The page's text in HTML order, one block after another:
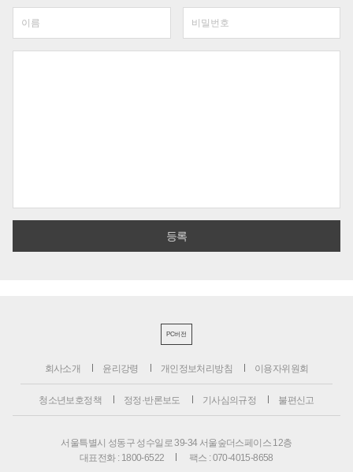
PC버전
회사소개 윤리강령 개인정보처리방침 이용자위원회
청소년보호정책 정정·반론보도 기사심의규정 불편신고
서울특별시 성동구 성수일로 39-34 서울숲더스페이스 12층
대표전화 : 1800-6522
팩스 : 070-4015-8658